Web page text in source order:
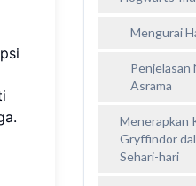
Mengurai
Penjelasan
Asrama
Menerapkan
Gryffindor
Sehari-hari